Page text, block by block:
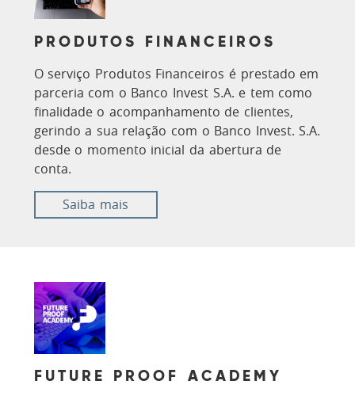
PRODUTOS FINANCEIROS
O serviço Produtos Financeiros é prestado em
parceria com o Banco Invest S.A. e tem como
finalidade o acompanhamento de clientes,
gerindo a sua relação com o Banco Invest. S.A.
desde o momento inicial da abertura de
conta.
Saiba mais
FUTURE PROOF ACADEMY